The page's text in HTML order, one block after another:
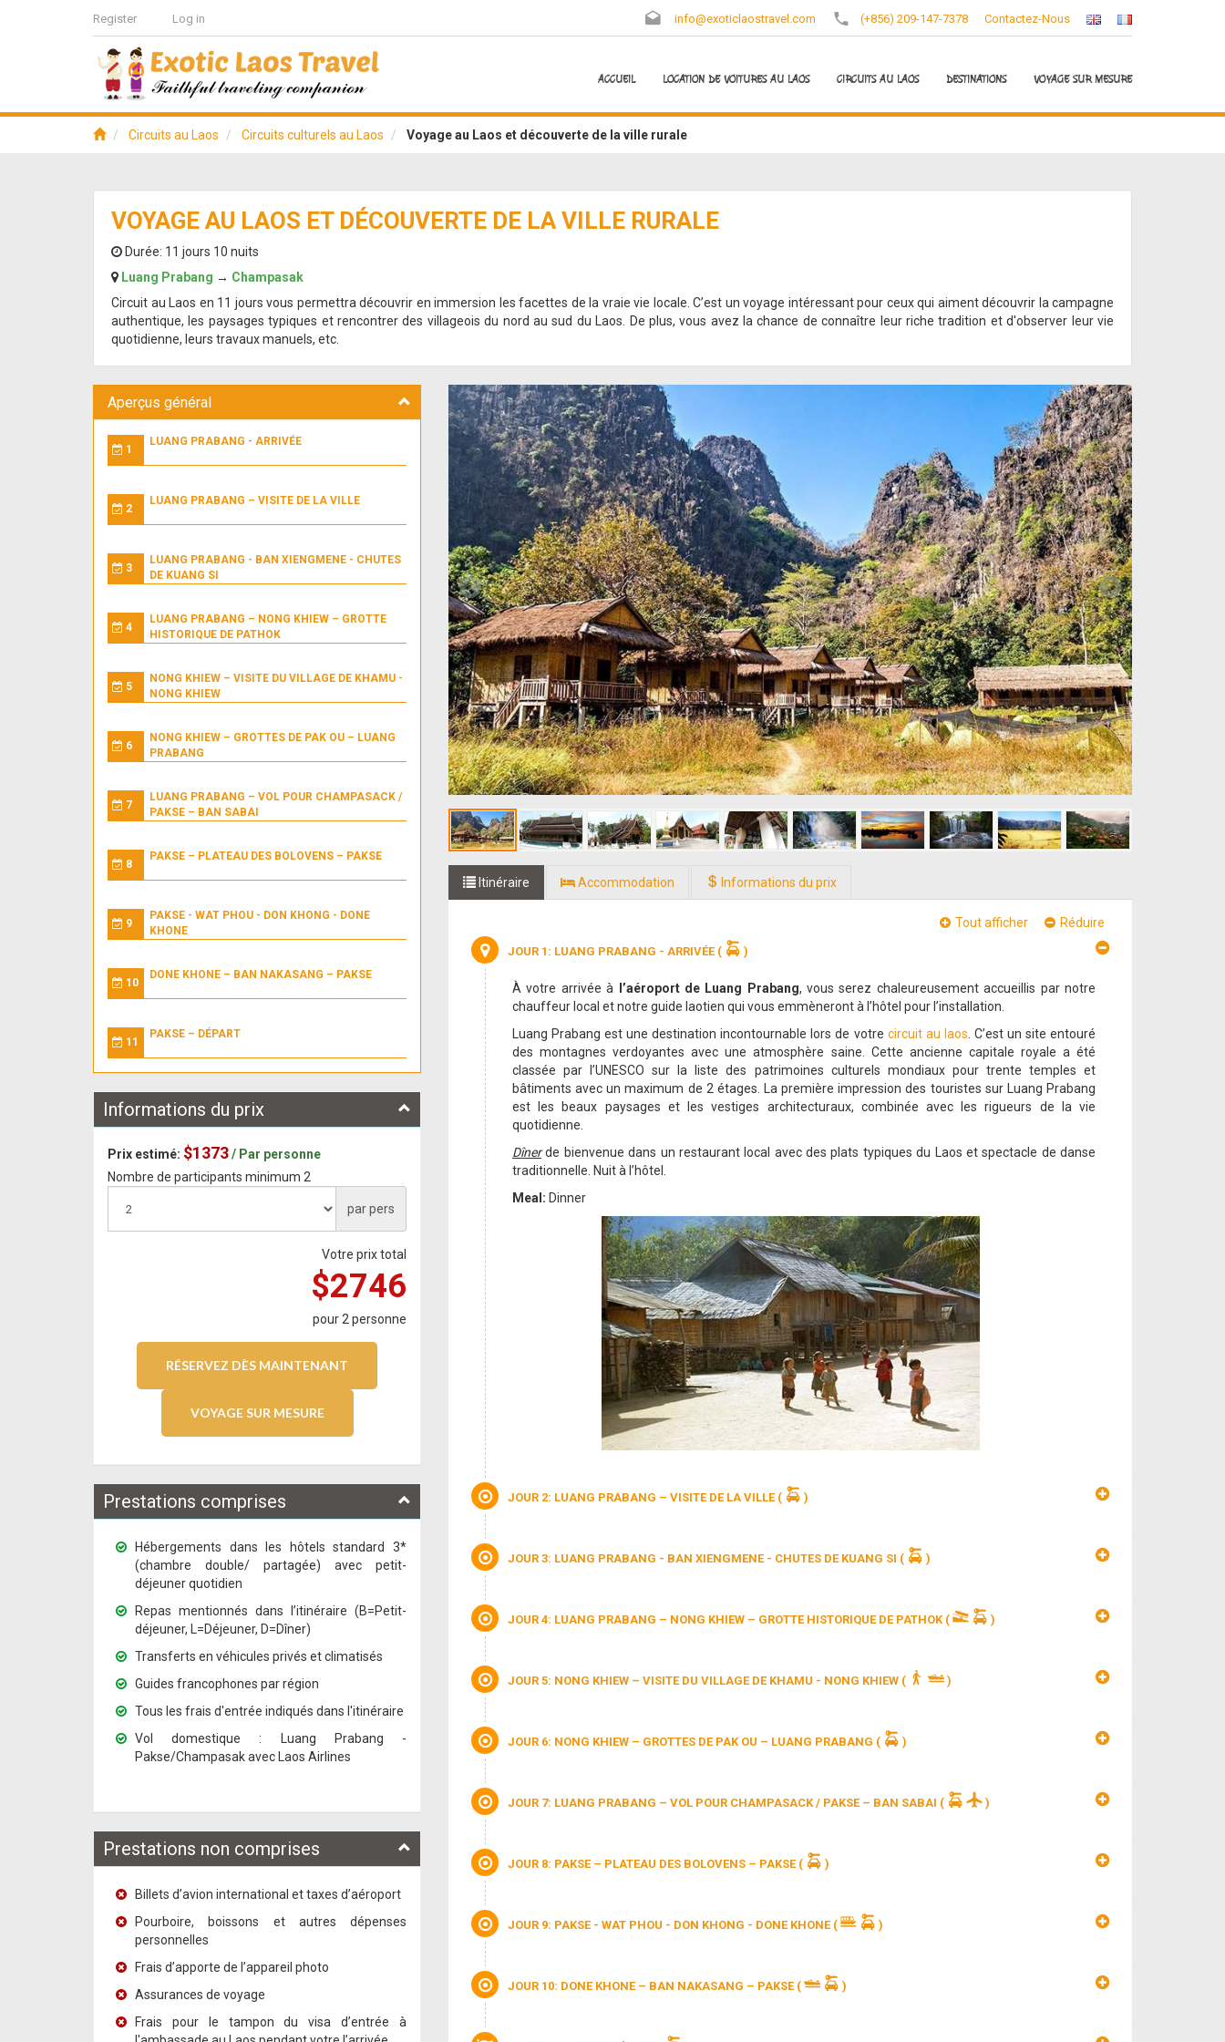
Register Log in info@exoticlaostravel.com (+856) 209-147-7378 Contactez-Nous
ACCUEIL LOCATION DE VOITURES AU LAOS CIRCUITS AU LAOS DESTINATIONS VOYAGE SUR MESURE
Circuits au Laos Circuits culturels au Laos Voyage au Laos et découverte de la ville rurale
VOYAGE AU LAOS ET DÉCOUVERTE DE LA VILLE RURALE
Durée: 11 jours 10 nuits
Luang Prabang → Champasak
Circuit au Laos en 11 jours vous permettra découvrir en immersion les facettes de la vraie vie locale. C’est un voyage intéressant pour ceux qui aiment découvrir la campagne
authentique, les paysages typiques et rencontrer des villageois du nord au sud du Laos. De plus, vous avez la chance de connaître leur riche tradition et d'observer leur vie
quotidienne, leurs travaux manuels, etc.
Aperçus général
1
LUANG PRABANG - ARRIVÉE
2
LUANG PRABANG – VISITE DE LA VILLE
3
LUANG PRABANG - BAN XIENGMENE - CHUTES
DE KUANG SI
4
LUANG PRABANG – NONG KHIEW – GROTTE
HISTORIQUE DE PATHOK
5
NONG KHIEW – VISITE DU VILLAGE DE KHAMU -
NONG KHIEW
6
NONG KHIEW – GROTTES DE PAK OU – LUANG
PRABANG
7
LUANG PRABANG – VOL POUR CHAMPASACK /
PAKSE – BAN SABAI
8
PAKSE – PLATEAU DES BOLOVENS – PAKSE
9
PAKSE - WAT PHOU - DON KHONG - DONE
KHONE
10
DONE KHONE – BAN NAKASANG – PAKSE
11
PAKSE – DÉPART
Informations du prix
Prix estimé: $1373/ Par personne
Nombre de participants minimum 2
par pers
Votre prix total
$2746
pour 2 personne
Prestations comprises
Hébergements dans les hôtels standard 3*
(chambre double/ partagée) avec petit-
déjeuner quotidien
Repas mentionnés dans l’itinéraire (B=Petit-
déjeuner, L=Déjeuner, D=Dîner)
Transferts en véhicules privés et climatisés
Guides francophones par région
Tous les frais d'entrée indiqués dans l'itinéraire
Vol domestique : Luang Prabang -
Pakse/Champasak avec Laos Airlines
Prestations non comprises
Billets d’avion international et taxes d’aéroport
Pourboire, boissons et autres dépenses
personnelles
Frais d’apporte de l’appareil photo
Assurances de voyage
Frais pour le tampon du visa d’entrée à
Itinéraire Accommodation Informations du prix
Tout afficher Réduire
JOUR 1: LUANG PRABANG - ARRIVÉE ( )
À votre arrivée à l’aéroport de Luang Prabang, vous serez chaleureusement accueillis par notre
chauffeur local et notre guide laotien qui vous emmèneront à l’hôtel pour l’installation.
Luang Prabang est une destination incontournable lors de votre circuit au laos. C’est un site entouré
des montagnes verdoyantes avec une atmosphère saine. Cette ancienne capitale royale a été
classée par l’UNESCO sur la liste des patrimoines culturels mondiaux pour trente temples et
bâtiments avec un maximum de 2 étages. La première impression des touristes sur Luang Prabang
est les beaux paysages et les vestiges architecturaux, combinée avec les rigueurs de la vie
quotidienne.
Dînerde bienvenue dans un restaurant local avec des plats typiques du Laos et spectacle de danse
traditionnelle. Nuit à l’hôtel.
Meal: Dinner
JOUR 2: LUANG PRABANG – VISITE DE LA VILLE ( )
JOUR 3: LUANG PRABANG - BAN XIENGMENE - CHUTES DE KUANG SI ( )
JOUR 4: LUANG PRABANG – NONG KHIEW – GROTTE HISTORIQUE DE PATHOK ( )
JOUR 5: NONG KHIEW – VISITE DU VILLAGE DE KHAMU - NONG KHIEW ( )
JOUR 6: NONG KHIEW – GROTTES DE PAK OU – LUANG PRABANG ( )
JOUR 7: LUANG PRABANG – VOL POUR CHAMPASACK / PAKSE – BAN SABAI ( )
JOUR 8: PAKSE – PLATEAU DES BOLOVENS – PAKSE ( )
JOUR 9: PAKSE - WAT PHOU - DON KHONG - DONE KHONE ( )
JOUR 10: DONE KHONE – BAN NAKASANG – PAKSE ( )